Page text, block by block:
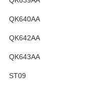
QK640AA
QK642AA
QK643AA
ST09